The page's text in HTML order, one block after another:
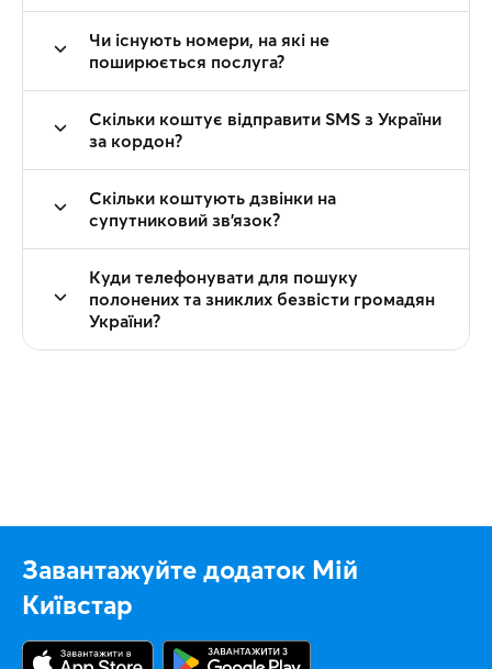
Чи існують номери, на які не
поширюється послуга?
Скільки коштує відправити SMS з України
за кордон?
Скільки коштують дзвінки на
супутниковий зв'язок?
Куди телефонувати для пошуку
полонених та зниклих безвісти громадян
України?
Завантажуйте додаток Мій
Київстар